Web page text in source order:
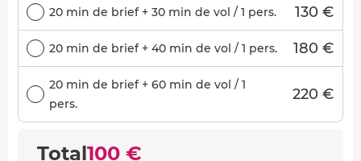
20 min de brief + 30 min de vol / 1 pers. 130 €
20 min de brief + 40 min de vol / 1 pers. 180 €
20 min de brief + 60 min de vol / 1
pers.
220 €
Total100 €